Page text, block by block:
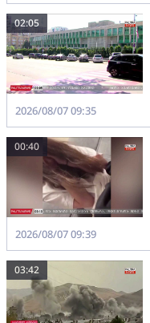
02:05
2026/08/07 09:35
00:40
2026/08/07 09:39
03:42